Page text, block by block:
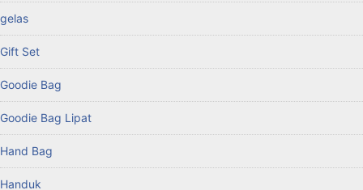
gelas
Gift Set
Goodie Bag
Goodie Bag Lipat
Hand Bag
Handuk